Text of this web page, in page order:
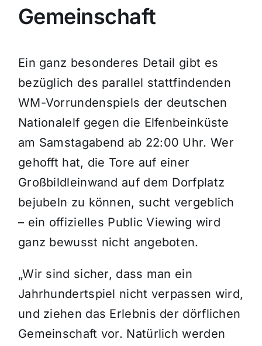
Gemeinschaft
Ein ganz besonderes Detail gibt es
bezüglich des parallel stattfindenden
WM-Vorrundenspiels der deutschen
Nationalelf gegen die Elfenbeinküste
am Samstagabend ab 22:00 Uhr. Wer
gehofft hat, die Tore auf einer
Großbildleinwand auf dem Dorfplatz
bejubeln zu können, sucht vergeblich
– ein offizielles Public Viewing wird
ganz bewusst nicht angeboten.
„Wir sind sicher, dass man ein
Jahrhundertspiel nicht verpassen wird,
und ziehen das Erlebnis der dörflichen
Gemeinschaft vor. Natürlich werden